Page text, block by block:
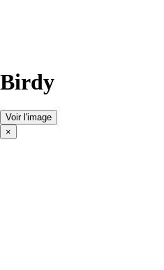
Birdy
Voir l'image
×